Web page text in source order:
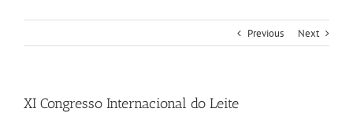
Previous Next
XI Congresso Internacional do Leite